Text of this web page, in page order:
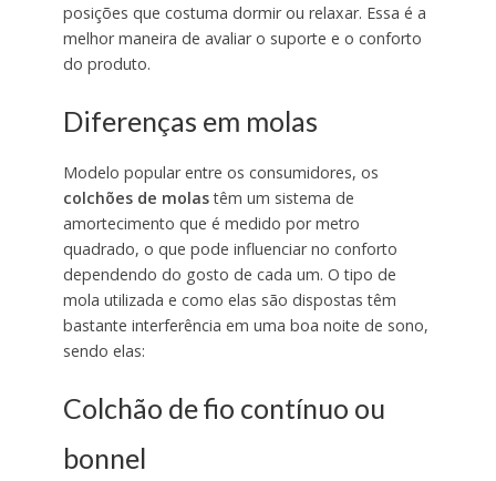
posições que costuma dormir ou relaxar. Essa é a
melhor maneira de avaliar o suporte e o conforto
do produto.
Diferenças em molas
Modelo popular entre os consumidores, os
colchões de molastêm um sistema de
amortecimento que é medido por metro
quadrado, o que pode influenciar no conforto
dependendo do gosto de cada um. O tipo de
mola utilizada e como elas são dispostas têm
bastante interferência em uma boa noite de sono,
sendo elas:
Colchão de fio contínuo ou
bonnel